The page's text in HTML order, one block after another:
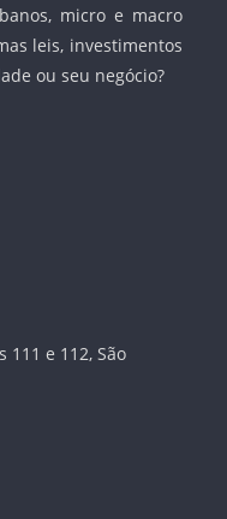
micro e macro
leis, investimentos
ou seu negócio?
111 e 112, São